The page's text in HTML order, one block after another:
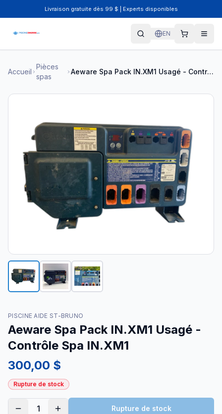
Livraison gratuite dès 99 $ | Experts disponibles
EN
Accueil
Pièces
spas
Aeware Spa Pack IN.XM1 Usagé - Contrôle Spa IN.XM1
PISCINE AIDE ST-BRUNO
Aeware Spa Pack IN.XM1 Usagé -
Contrôle Spa IN.XM1
300,00 $
Rupture de stock
1 Rupture de stock